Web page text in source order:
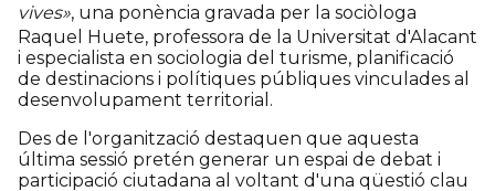
vives», una ponència gravada per la sociòloga
Raquel Huete, professora de la Universitat d'Alacant
i especialista en sociologia del turisme, planificació
de destinacions i polítiques públiques vinculades al
desenvolupament territorial.
Des de l'organització destaquen que aquesta
última sessió pretén generar un espai de debat i
participació ciutadana al voltant d'una qüestió clau